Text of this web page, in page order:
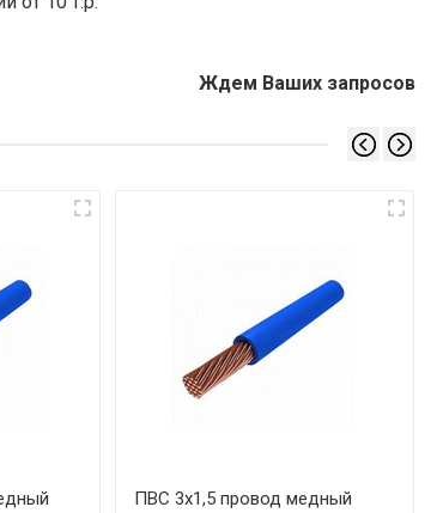
Ждем Ваших запросов
ПВС 3х1,5 провод медный